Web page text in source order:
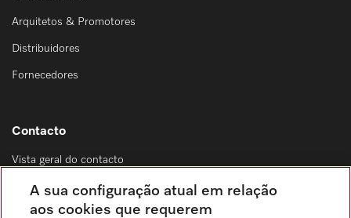
Arquitetos & Promotores
Distribuidores
Fornecedores
Contacto
Vista geral do contacto
Distribuição & Serviço de assistência técnica
A sua configuração atual em relação
aos cookies que requerem